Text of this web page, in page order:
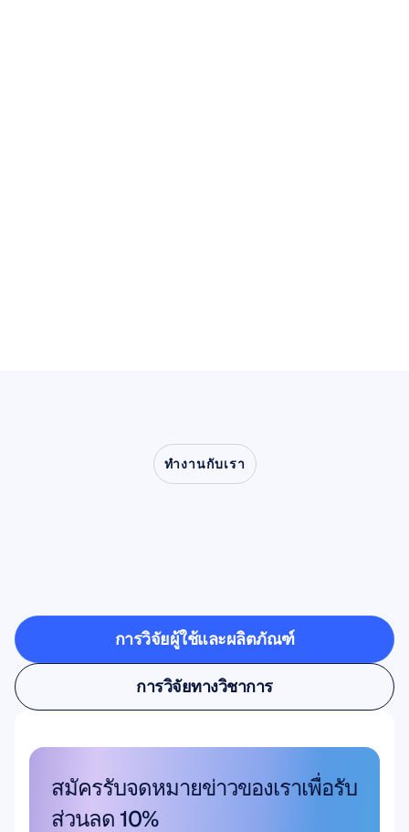
ทำงานกับเรา
ทดลอง
การวิจัยผู้ใช้และผลิตภัณฑ์
การวิจัยผู้ใช้และผลิตภัณฑ์
การวิจัยทางวิชาการ
การวิจัยทางวิชาการ
สมัครรับจดหมายข่าวของเราเพื่อรับ
ส่วนลด 10%